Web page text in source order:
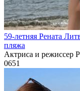
59-летняя Рената
пляжа
Актриса и режиссер
0651